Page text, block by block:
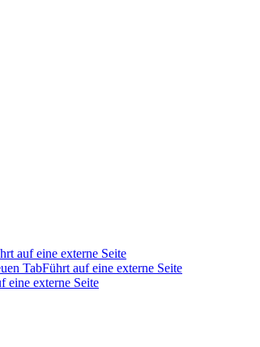
auf eine externe Seite
TabFührt auf eine externe Seite
eine externe Seite